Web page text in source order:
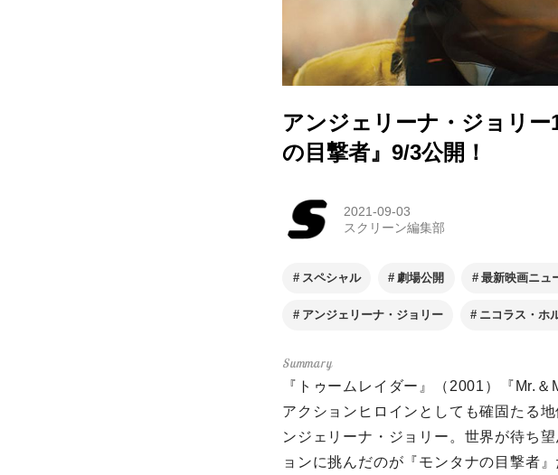
アンジェリーナ・ジョリ
の目撃者』9/3公開！
2021-09-03
スクリーン編集部
スペシャル 劇場公開 最新映画ニュ
アンジェリーナ・ジョリー ニコラス・ホ
『トゥームレイダー』（2001）『Mr.
アクションヒロインとしても確固たる
ンジェリーナ・ジョリー。世界が待ち
ョンに挑んだのが『モンタナの目撃者』